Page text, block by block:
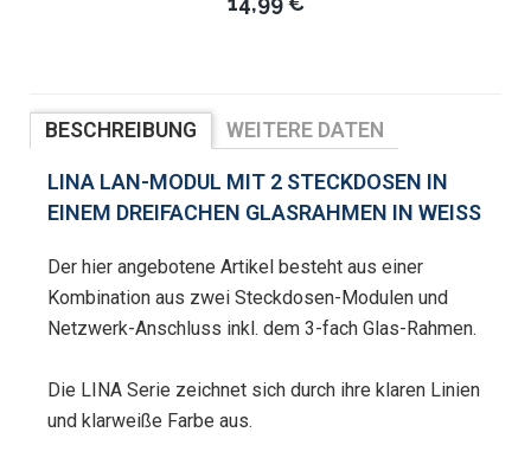
BESCHREIBUNG
WEITERE DATEN
LINA LAN-MODUL MIT 2 STECKDOSEN IN
EINEM DREIFACHEN GLASRAHMEN IN WEISS
Der hier angebotene Artikel besteht aus einer
Kombination aus zwei Steckdosen-Modulen und
Netzwerk-Anschluss inkl. dem 3-fach Glas-Rahmen.
Die LINA Serie zeichnet sich durch ihre klaren Linien
und klarweiße Farbe aus.